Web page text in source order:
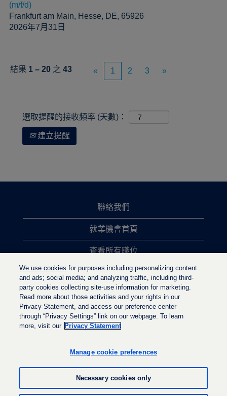
(m/f/d)
Frankfurt am Main, Hesse, DE, 65926
2026年7月31日
結果 1 – 20 之 43 « 1 2 3 »
選取提醒的接收頻率 (天數)：
建立提醒
聯絡我們
就業機會首頁
查看所有職位
熱門職位搜尋
隱私權政策
的
引
標
籤
中
的
標
籤
引
中
We use cookies for purposes including personalizing content
and ads; social media; and analyzing traffic, including third-
party cookies collecting site-use information for marketing.
Read more about those activities and your rights in our
Privacy Statement, and access our preference center
through “Privacy Settings” link on our webpage. To learn
more, visit our Privacy Statement
Manage cookie preferences
Necessary cookies only